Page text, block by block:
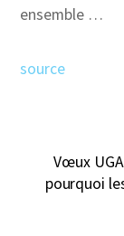
ensemble …
source
Vœux
pourquoi